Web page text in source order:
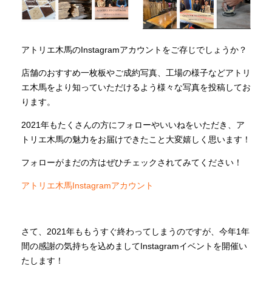
アトリエ木馬のInstagramアカウントをご存じでしょうか？
店舗のおすすめ一枚板やご成約写真、工場の様子などアトリ
エ木馬をより知っていただけるよう様々な写真を投稿してお
ります。
2021年もたくさんの方にフォローやいいねをいただき、ア
トリエ木馬の魅力をお届けできたこと大変嬉しく思います！
フォローがまだの方はぜひチェックされてみてください！
アトリエ木馬Instagramアカウント
さて、2021年ももうすぐ終わってしまうのですが、今年1年
間の感謝の気持ちを込めましてInstagramイベントを開催い
たします！